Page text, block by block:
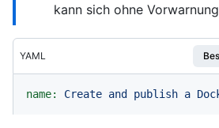
kann sich ohne
YAML
name: Create and publish a